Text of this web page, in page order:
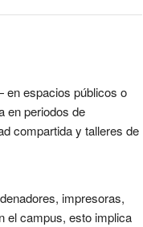
en espacios públicos o
en periodos de
compartida y talleres de
impresoras,
el campus, esto implica